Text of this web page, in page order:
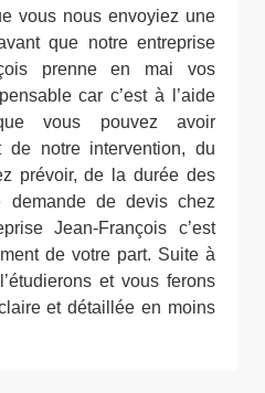
vous nous envoyiez une
que notre entreprise
prenne en mai vos
car c’est à l’aide
vous pouvez avoir
de notre intervention, du
prévoir, de la durée des
demande de devis chez
Jean-François c’est
de votre part. Suite à
et vous ferons
et détaillée en moins